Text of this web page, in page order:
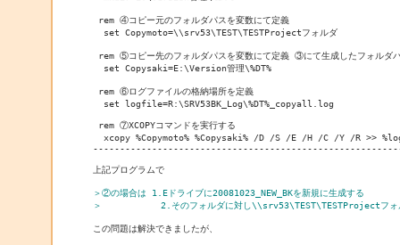
rem ④コピー元のフォルダパスを変数にて定義
  set Copymoto=\\srv53\TEST\TESTProjectフォルダ
rem ⑤コピー先のフォルダパスを変数にて定義 ③にて生成したフォルダ
  set Copysaki=E:\Version管理\%DT%
rem ⑥ログファイルの格納場所を定義
  set logfile=R:\SRV53BK_Log\%DT%_copyall.log
rem ⑦XCOPYコマンドを実行する
xcopy %Copymoto% %Copysaki% /D /S /E /H /C /Y /R >>
上記プログラムで
＞②の場合は 1.Eドライブに20081023_NEW_BKを新規に生成する
＞           2.そのフォルダに対し\\srv53\TEST\TESTProjectフォル
この問題は解決できましたが、